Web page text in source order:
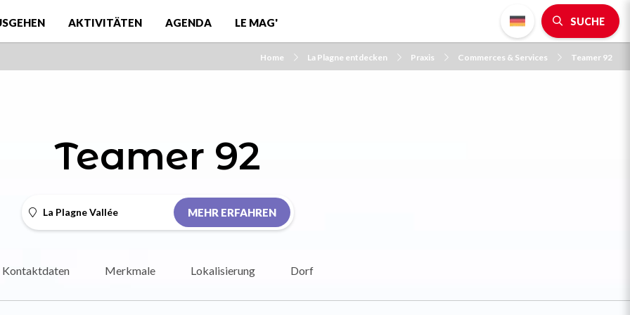
AKTIVITÄTEN AGENDA LE MAG' SUCHE
Home La Plagne entdecken Praxis Commerces & Services Teamer 92
Teamer 92
La Plagne Vallée MEHR ERFAHREN
Kontaktdaten Merkmale Lokalisierung Dorf